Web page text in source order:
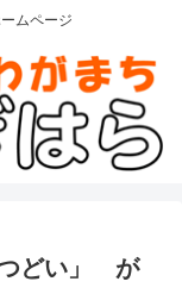
ムページ
どい」 が